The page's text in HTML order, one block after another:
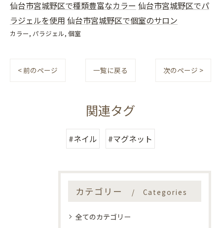
仙台市宮城野区で種類豊富なカラー 仙台市宮城野区でパ
ラジェルを使用 仙台市宮城野区で個室のサロン
カラー パラジェル 個室
< 前のページ 一覧に戻る 次のページ >
関連タグ
#ネイル #マグネット
カテゴリー Categories
全てのカテゴリー